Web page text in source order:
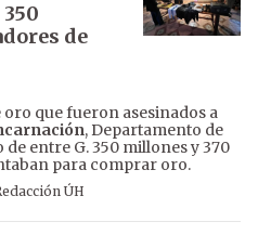
de
que fueron asesinados a
, Departamento de
entre G. 350 millones y 370
para comprar oro.
ÚH